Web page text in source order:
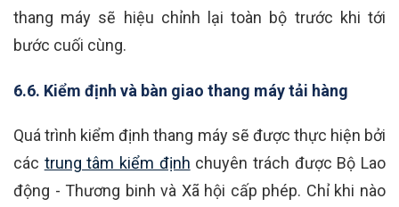
thang máy sẽ hiệu chỉnh lại toàn bộ trước khi tới
bước cuối cùng.
6.6. Kiểm định và bàn giao thang máy tải hàng
Quá trình kiểm định thang máy sẽ được thực hiện bởi
các trung tâm kiểm định chuyên trách được Bộ Lao
động - Thương binh và Xã hội cấp phép. Chỉ khi nào